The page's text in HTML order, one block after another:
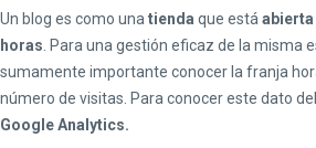
Un blog es como una tienda que está abierta
horas . Para una gestión eficaz de la misma
sumamente importante conocer la franja
número de visitas. Para conocer este dato
Google Analytics.